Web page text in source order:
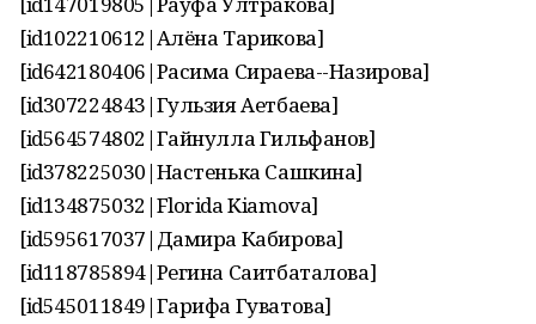
[id102210612|Алёна Тарикова]
[id642180406|Расима Сираева--Назирова]
[id307224843|Гульзия Аетбаева]
[id564574802|Гайнулла Гильфанов]
[id378225030|Настенька Сашкина]
[id134875032|Florida Kiamova]
[id595617037|Дамира Кабирова]
[id118785894|Регина Саитбаталова]
[id545011849|Гарифа Гуватова]